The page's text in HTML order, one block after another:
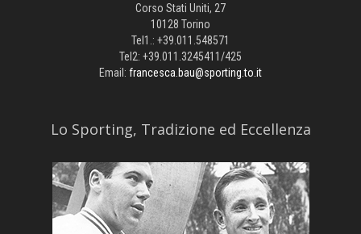
Corso Stati Uniti, 27
10128 Torino
Tel1.: +39.011.548571
Tel2: +39.011.3245411/425
Email: francesca.bau@sporting.to.it
​Lo Sporting, Tradizione ed Eccellenza